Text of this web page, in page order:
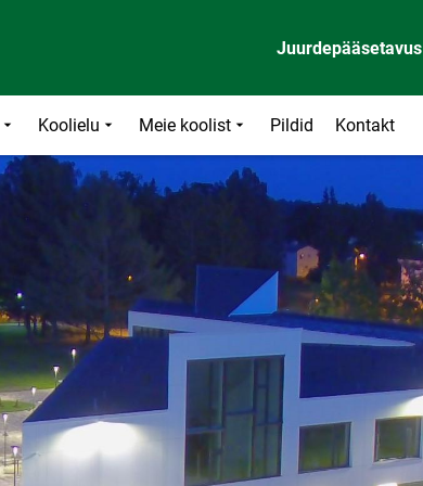
Juurdepääsetavus
Koolielu Meie koolist Pildid Kontakt